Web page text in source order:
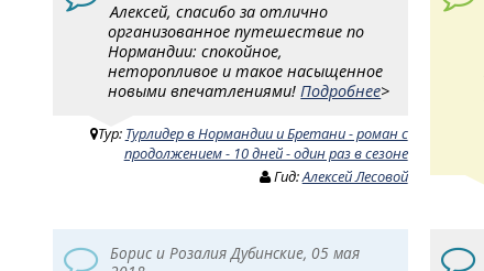
Алексей, спасибо за отлично
организованное путешествие по
Нормандии: спокойное,
неторопливое и такое насыщенное
новыми впечатлениями!Подробнее>
Тур: Турлидер в Нормандии и Бретани - роман с
продолжением - 10 дней - один раз в сезоне
Гид:Алексей Лесовой
Борис и Розалия Дубинские, 05 мая